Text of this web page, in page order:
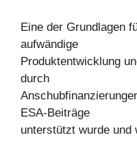
Eine der Grundlagen
aufwändige
Produktentwicklung
durch
ESA-Beiträge
unterstützt wurde und